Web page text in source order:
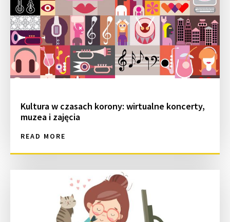
Kultura w czasach korony: wirtualne koncerty,
muzea i zajęcia
READ MORE